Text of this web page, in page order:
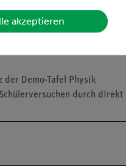
der Demo-Tafel Physik
durch
akzeptieren